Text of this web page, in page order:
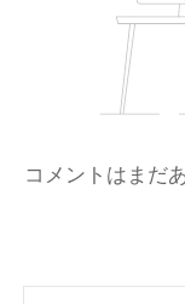
コメントはまだ